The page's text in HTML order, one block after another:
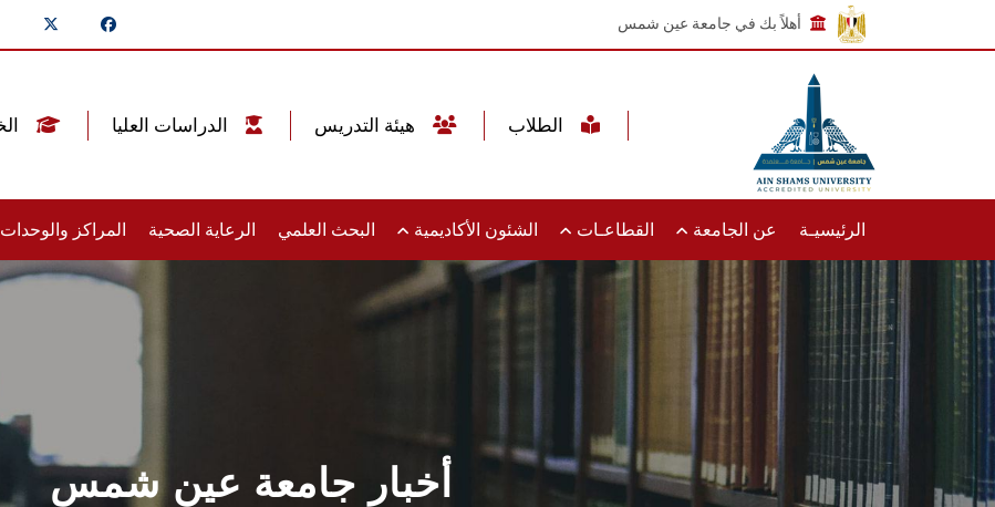
أهلاً بك في جامعة عين شمس
الرئيسيـة عن الجامعة القطاعـات الشئون الأكاديمية البحث العلمي الرعاية الصحية المراكز والوحدات
أخبار جامعة عين شمس